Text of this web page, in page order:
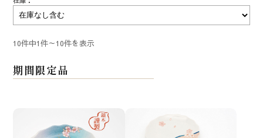
10件中1件～10件を表示
期間限定品